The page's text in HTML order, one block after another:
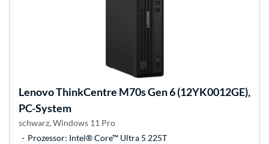
LenovoThinkCentre M70s Gen 6 (12YK0012GE),
PC-System
schwarz, Windows 11 Pro
Prozessor: Intel® Core™ Ultra 5 225T